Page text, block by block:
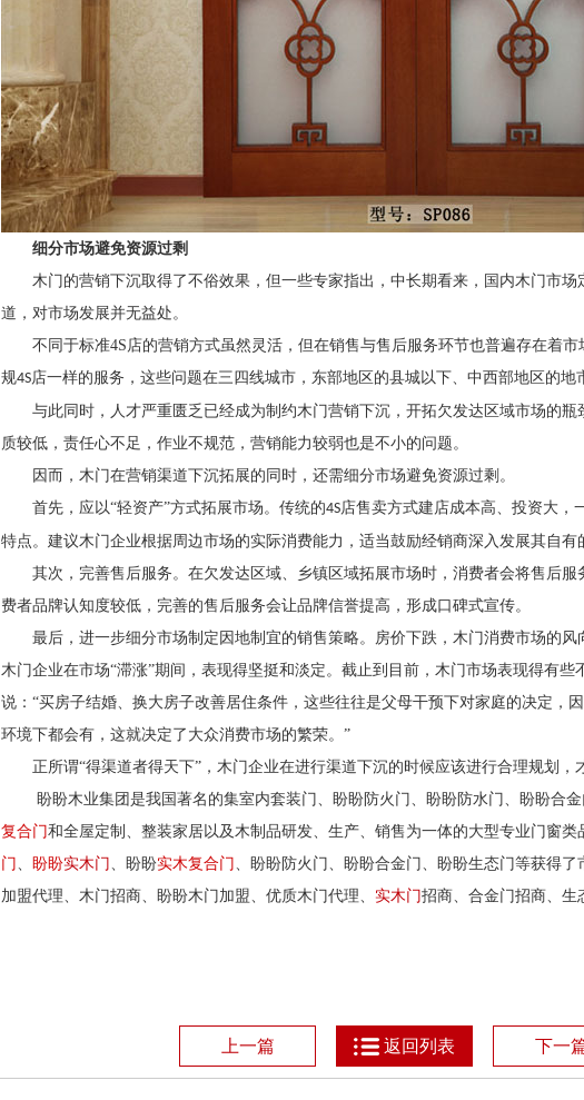
细分市场避免资源过剩
木门的营销下沉取得了不俗效果，但一些专家指出，中长期看来，国内木门市
道，对市场发展并无益处。
不同于标准4S店的营销方式虽然灵活，但在销售与售后服务环节也普遍存在着
规4S店一样的服务，这些问题在三四线城市，东部地区的县城以下、中西部地区的地
与此同时，人才严重匮乏已经成为制约木门营销下沉，开拓欠发达区域市场的瓶
质较低，责任心不足，作业不规范，营销能力较弱也是不小的问题。
因而，木门在营销渠道下沉拓展的同时，还需细分市场避免资源过剩。
首先，应以“轻资产”方式拓展市场。传统的4S店售卖方式建店成本高、投资大，
特点。建议木门企业根据周边市场的实际消费能力，适当鼓励经销商深入发展其自有
其次，完善售后服务。在欠发达区域、乡镇区域拓展市场时，消费者会将售后
费者品牌认知度较低，完善的售后服务会让品牌信誉提高，形成口碑式宣传。
最后，进一步细分市场制定因地制宜的销售策略。房价下跌，木门消费市场的
木门企业在市场“滞涨”期间，表现得坚挺和淡定。截止到目前，木门市场表现得有
说：“买房子结婚、换大房子改善居住条件，这些往往是父母干预下对家庭的决定，
环境下都会有，这就决定了大众消费市场的繁荣。”
正所谓“得渠道者得天下”，木门企业在进行渠道下沉的时候应该进行合理规划，
盼盼木业集团是我国著名的集室内套装门、盼盼防火门、盼盼防水门、盼盼合金
复合门和全屋定制、整装家居以及木制品研发、生产、销售为一体的大型专业门窗
门 、 盼盼实木门 、盼盼实木复合门 、盼盼防火门、盼盼合金门、盼盼生态门等获得
加盟代理、木门招商、盼盼木门加盟、优质木门代理、 实木门招商、合金门招商、生
上一篇 返回列表 下一